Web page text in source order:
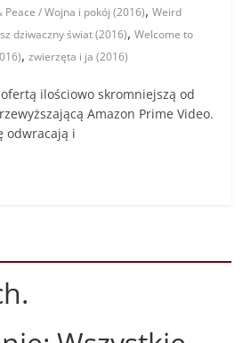
Peace / Wojna i pokój (2016),Weird
dziwaczny świat (2016),Welcome to
,zwierzęta i ja (2016)
ilościowo skromniejszą od
Amazon Prime Video.
odwracają i